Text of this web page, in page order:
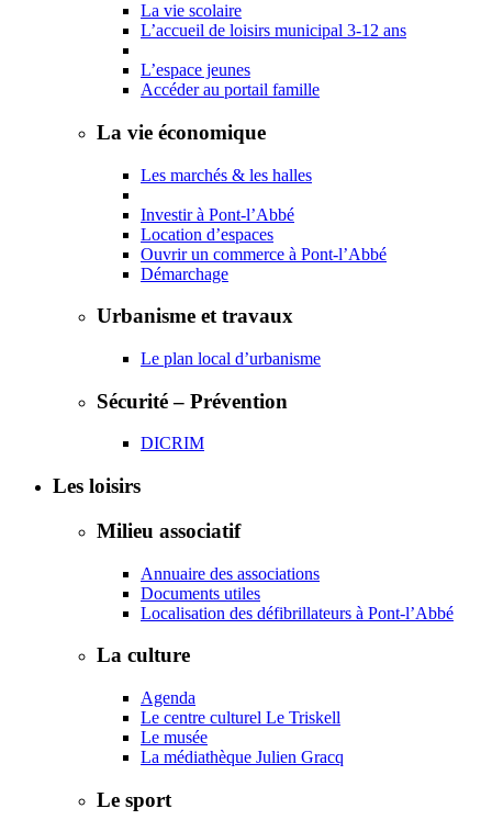
La vie scolaire
L’accueil de loisirs municipal 3-12 ans
L’espace jeunes
Accéder au portail famille
La vie économique
Les marchés & les halles
Investir à Pont-l’Abbé
Location d’espaces
Ouvrir un commerce à Pont-l’Abbé
Démarchage
Urbanisme et travaux
Le plan local d’urbanisme
Sécurité – Prévention
DICRIM
Les loisirs
Milieu associatif
Annuaire des associations
Documents utiles
Localisation des défibrillateurs à Pont-l’Abbé
La culture
Agenda
Le centre culturel Le Triskell
Le musée
La médiathèque Julien Gracq
Le sport